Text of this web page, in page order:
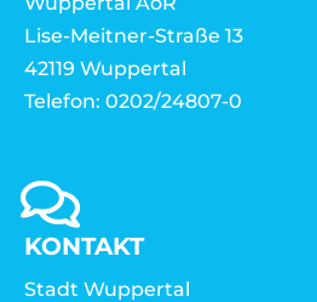
Lise-Meitner-Straße 13
42119 Wuppertal
Telefon: 0202/24807-0
KONTAKT
Stadt Wuppertal